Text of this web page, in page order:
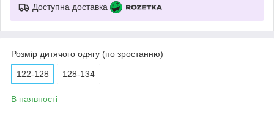
Доступна доставка
Розмір дитячого одягу (по зростанню)
122-128 128-134
В наявності